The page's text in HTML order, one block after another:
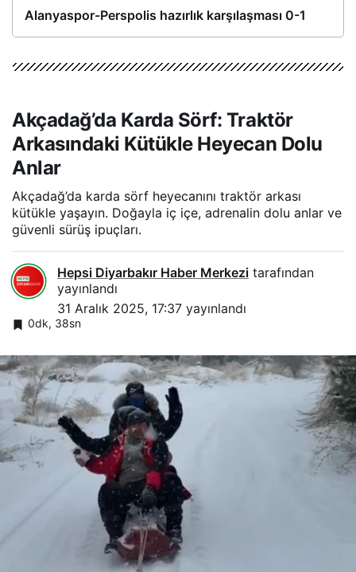
Alanyaspor-Perspolis hazırlık karşılaşması 0-1
Akçadağ’da Karda Sörf: Traktör
Arkasındaki Kütükle Heyecan Dolu
Anlar
Akçadağ’da karda sörf heyecanını traktör arkası
kütükle yaşayın. Doğayla iç içe, adrenalin dolu anlar ve
güvenli sürüş ipuçları.
Hepsi Diyarbakır Haber Merkezi tarafından
yayınlandı
31 Aralık 2025, 17:37 yayınlandı
0dk, 38sn